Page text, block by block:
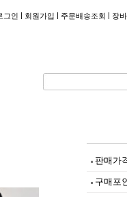
그인 | 회원가입 | 주문배송조회 | 장
판매가
구매포